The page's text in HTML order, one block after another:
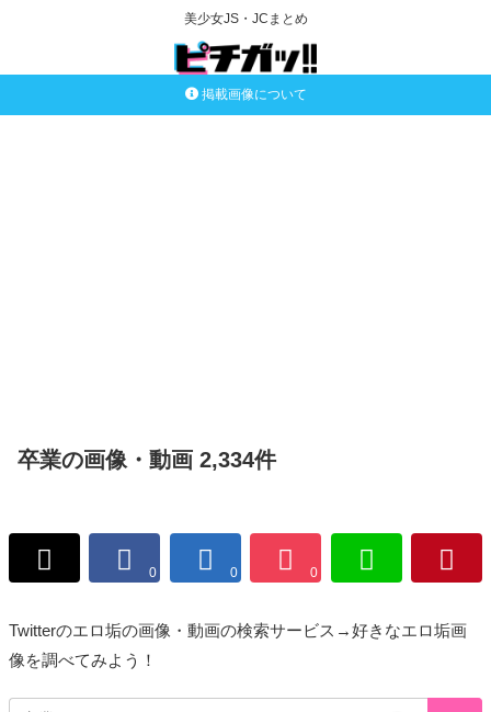
美少女JS・JCまとめ
掲載画像について
卒業の画像・動画 2,334件
0 0 0
Twitterのエロ垢の画像・動画の検索サービス→好きなエロ垢画
像を調べてみよう！